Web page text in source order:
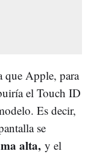
que Apple, para
el Touch ID
Es decir,
se
alta, y el